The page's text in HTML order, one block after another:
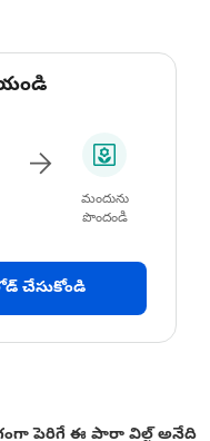
మందును
పొందండి
చేసుకోండి
పెరిగే ఈ పారా విల్ట్ అనేది